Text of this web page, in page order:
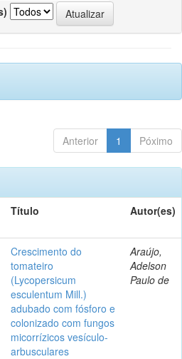
Anterior 1 Póximo
Título Autor(es)
Crescimento do
tomateiro
(Lycopersicum
esculentum Mill.)
adubado com fósforo e
colonizado com fungos
micorrízicos vesículo-
arbusculares
Araújo,
Adelson
Paulo de